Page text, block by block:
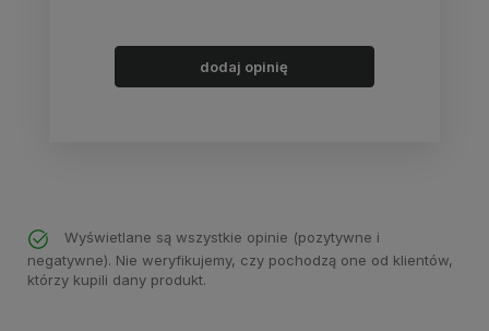
dodaj opinię
Wyświetlane są wszystkie opinie (pozytywne i
negatywne). Nie weryfikujemy, czy pochodzą one od klientów,
którzy kupili dany produkt.